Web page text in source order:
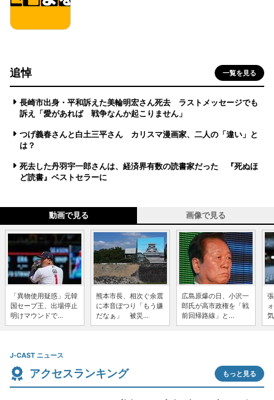
追悼 一覧を見る
長崎市出身・平和訴えた美輪明宏さん死去 ラストメッセージでも
訴え「愛があれば 戦争なんか起こりません」
つげ義春さんと白土三平さん カリスマ漫画家、二人の「違い」と
は？
死去した丹羽宇一郎さんは、経済界有数の読書家だった 『死ぬほ
ど読書』ベストセラーに
動画で見る 画像で見る
「異物使用疑惑」元韓
国セーブ王、出場停止
明けマウンドで...
熊本市長、相次ぐ余震
に本音ぽつり「もう嫌
だなぁ」 被災...
広島原爆の日、小沢一
郎氏が高市政権を「戦
前回帰路線」と...
J-CAST ニュース
アクセスランキング もっと見る